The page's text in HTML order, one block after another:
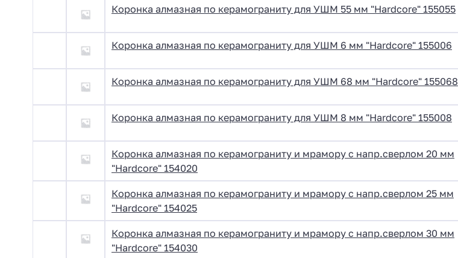
Коронка алмазная по керамограниту для УШМ 55 мм "Hardcore" 155055
Коронка алмазная по керамограниту для УШМ 6 мм "Hardcore" 155006
Коронка алмазная по керамограниту для УШМ 68 мм "Hardcore" 155068
Коронка алмазная по керамограниту для УШМ 8 мм "Hardcore" 155008
Коронка алмазная по керамограниту и мрамору с напр.сверлом 20 мм
"Hardcore" 154020
Коронка алмазная по керамограниту и мрамору с напр.сверлом 25 мм
"Hardcore" 154025
Коронка алмазная по керамограниту и мрамору с напр.сверлом 30 мм
"Hardcore" 154030